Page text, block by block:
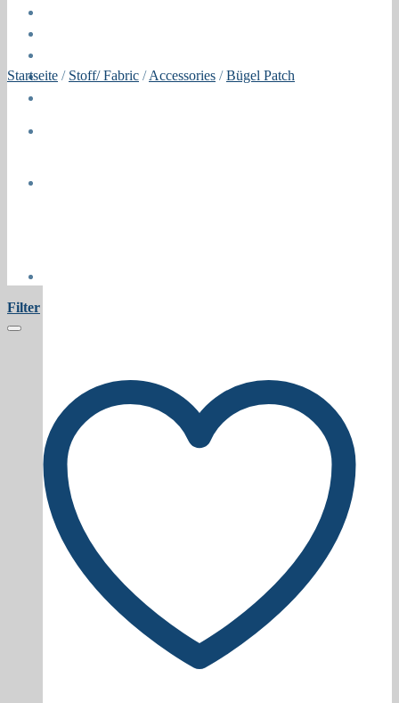
Press
Startseite / Stoff/ Fabric / Accessories / Bügel Patch
Filter